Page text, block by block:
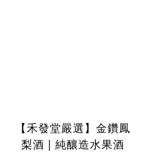
【禾發堂嚴選】金鑽鳳
梨酒 | 純釀造水果酒